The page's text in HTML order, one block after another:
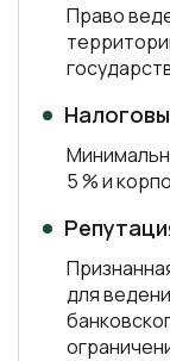
Право
5 % и
для